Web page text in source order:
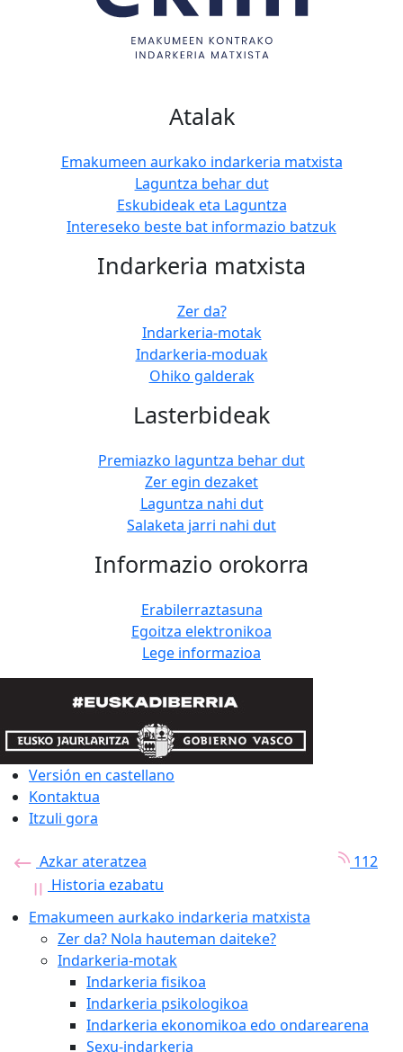
Atalak
Emakumeen aurkako indarkeria matxista
Laguntza behar dut
Eskubideak eta Laguntza
Intereseko beste bat informazio batzuk
Indarkeria matxista
Zer da?
Indarkeria-motak
Indarkeria-moduak
Ohiko galderak
Lasterbideak
Premiazko laguntza behar dut
Zer egin dezaket
Laguntza nahi dut
Salaketa jarri nahi dut
Informazio orokorra
Erabilerraztasuna
Egoitza elektronikoa
Lege informazioa
Versión en castellano
Kontaktua
Itzuli gora
Azkar ateratzea
Historia ezabatu
112
Emakumeen aurkako indarkeria matxista
Zer da? Nola hauteman daiteke?
Indarkeria-motak
Indarkeria fisikoa
Indarkeria psikologikoa
Indarkeria ekonomikoa edo ondarearena
Sexu-indarkeria